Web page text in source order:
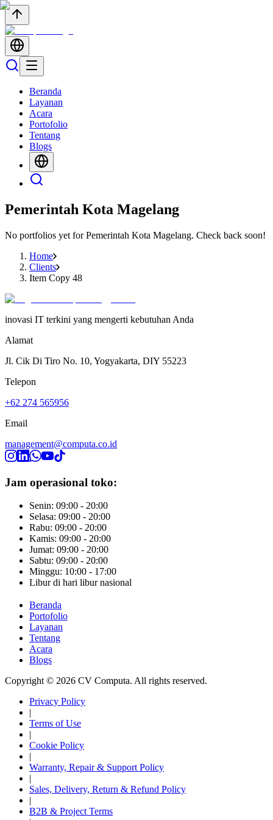
Beranda
Layanan
Acara
Portofolio
Tentang
Blogs
Pemerintah Kota Magelang
No portfolios yet forPemerintah Kota Magelang. Check back soon!
Home
Clients
Item Copy 48
inovasi IT terkini yang mengerti kebutuhan Anda
Alamat
Jl. Cik Di Tiro No. 10, Yogyakarta, DIY 55223
Telepon
+62 274 565956
Email
management@computa.co.id
Jam operasional toko:
Senin: 09:00 - 20:00
Selasa: 09:00 - 20:00
Rabu: 09:00 - 20:00
Kamis: 09:00 - 20:00
Jumat: 09:00 - 20:00
Sabtu: 09:00 - 20:00
Minggu: 10:00 - 17:00
Libur di hari libur nasional
Beranda
Portofolio
Layanan
Tentang
Acara
Blogs
Copyright © 2026 CV Computa. All rights reserved.
Privacy Policy
|
Terms of Use
|
Cookie Policy
|
Warranty, Repair & Support Policy
|
Sales, Delivery, Return & Refund Policy
|
B2B & Project Terms